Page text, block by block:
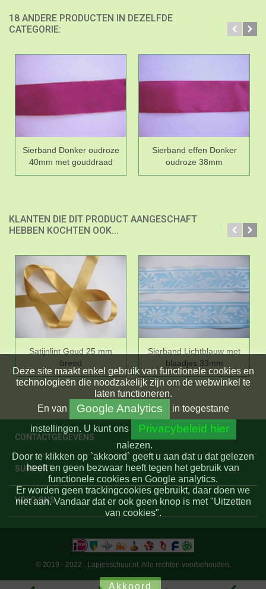
18 ANDERE PRODUCTEN IN DEZELFDE
CATEGORIE:
Sierband Donker oudroze
40mm met gouddraad
Sierband effen Donker
oudroze 38mm
KLANTEN DIE DIT PRODUCT AANGESCHAFT
HEBBEN KOCHTEN OOK...
Satijnlint Goud 25 mm
breed
Sierband Lichtblauw met
blaadjes 33mm
CONTACTGEGEVENS
SUPPORT
VOLG ONS
Deze site maakt enkel gebruik van functionele cookies en
technologieën die noodzakelijk zijn om de webwinkel te
laten functioneren.
En van Google Analytics
in toegestane
instellingen. U kunt ons Privacybeleid hier
nalezen.
Door te klikken op `akkoord` geeft u aan dat u dat gelezen
heeft en geen bezwaar heeft tegen het gebruik van
functionele cookies en Google analytics.
Er worden geen trackingcookies gebruikt, daar doen we
niet aan. Vandaar dat er ook geen knop is met "Uitzetten
van cookies".
Akkoord
© 2019 - 2022 . Lapjesschuur.nl. Alle rechten voorbehouden.